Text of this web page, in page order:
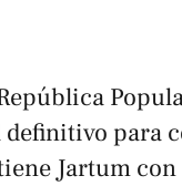
para
Jartum